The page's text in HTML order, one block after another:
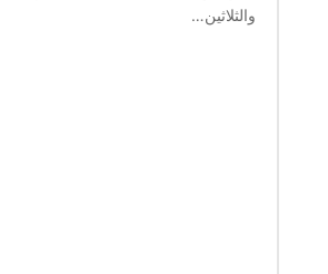
والثلاثين…